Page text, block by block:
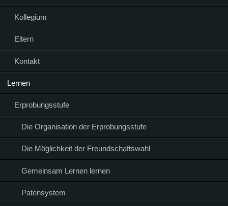
Kollegium
Eltern
Kontakt
Lernen
Erprobungsstufe
Die Organisation der Erprobungsstufe
Die Möglichkeit der Freundschaftswahl
Gemeinsam Lernen lernen
Patensystem